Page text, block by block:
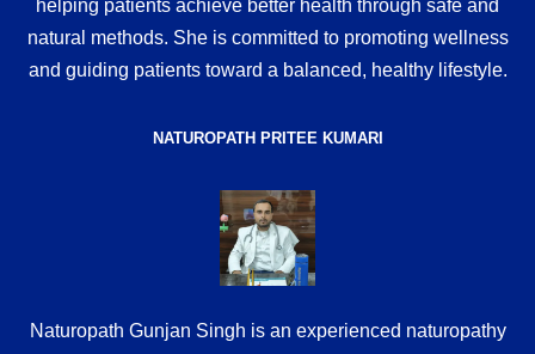
helping patients achieve better health through safe and
natural methods. She is committed to promoting wellness
and guiding patients toward a balanced, healthy lifestyle.
NATUROPATH PRITEE KUMARI
Naturopath Gunjan Singh is an experienced naturopathy